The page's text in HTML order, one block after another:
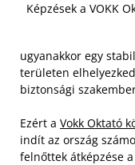
Képzések a VOKK
ugyanakkor egy
területen
biztonsági
Ezért a Vokk Oktató
indít az ország
felnőttek átképzése